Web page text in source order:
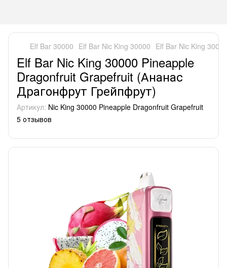
Elf Bar 30000 Elf Bar Nic King 30000 Elf Bar Nic King
Elf Bar Nic King 30000 Pineapple
Dragonfruit Grapefruit (Ананас
Драгонфрут Грейпфрут)
Артикул: Nic King 30000 Pineapple Dragonfruit Grapefruit
5 отзывов